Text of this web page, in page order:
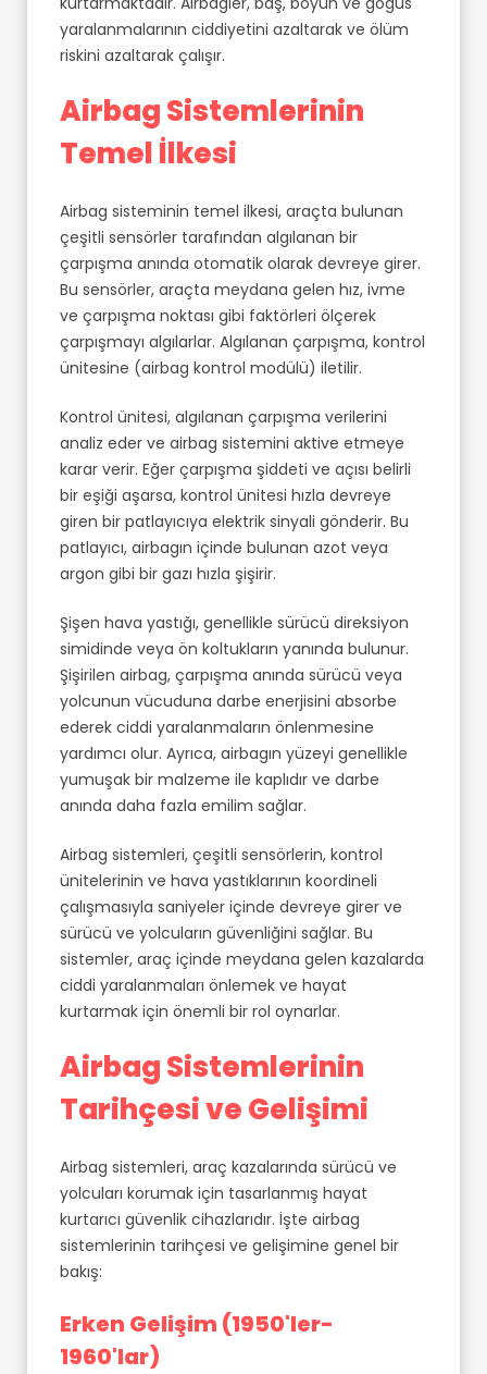
yaralanmalarının ciddiyetini azaltarak ve ölüm
riskini azaltarak çalışır.
Airbag Sistemlerinin
Temel İlkesi
Airbag sisteminin temel ilkesi, araçta bulunan
çeşitli sensörler tarafından algılanan bir
çarpışma anında otomatik olarak devreye girer.
Bu sensörler, araçta meydana gelen hız, ivme
ve çarpışma noktası gibi faktörleri ölçerek
çarpışmayı algılarlar. Algılanan çarpışma, kontrol
ünitesine (airbag kontrol modülü) iletilir.
Kontrol ünitesi, algılanan çarpışma verilerini
analiz eder ve airbag sistemini aktive etmeye
karar verir. Eğer çarpışma şiddeti ve açısı belirli
bir eşiği aşarsa, kontrol ünitesi hızla devreye
giren bir patlayıcıya elektrik sinyali gönderir. Bu
patlayıcı, airbagın içinde bulunan azot veya
argon gibi bir gazı hızla şişirir.
Şişen hava yastığı, genellikle sürücü direksiyon
simidinde veya ön koltukların yanında bulunur.
Şişirilen airbag, çarpışma anında sürücü veya
yolcunun vücuduna darbe enerjisini absorbe
ederek ciddi yaralanmaların önlenmesine
yardımcı olur. Ayrıca, airbagın yüzeyi genellikle
yumuşak bir malzeme ile kaplıdır ve darbe
anında daha fazla emilim sağlar.
Airbag sistemleri, çeşitli sensörlerin, kontrol
ünitelerinin ve hava yastıklarının koordineli
çalışmasıyla saniyeler içinde devreye girer ve
sürücü ve yolcuların güvenliğini sağlar. Bu
sistemler, araç içinde meydana gelen kazalarda
ciddi yaralanmaları önlemek ve hayat
kurtarmak için önemli bir rol oynarlar.
Airbag Sistemlerinin
Tarihçesi ve Gelişimi
Airbag sistemleri, araç kazalarında sürücü ve
yolcuları korumak için tasarlanmış hayat
kurtarıcı güvenlik cihazlarıdır. İşte airbag
sistemlerinin tarihçesi ve gelişimine genel bir
bakış:
Erken Gelişim (1950'ler-
1960'lar)